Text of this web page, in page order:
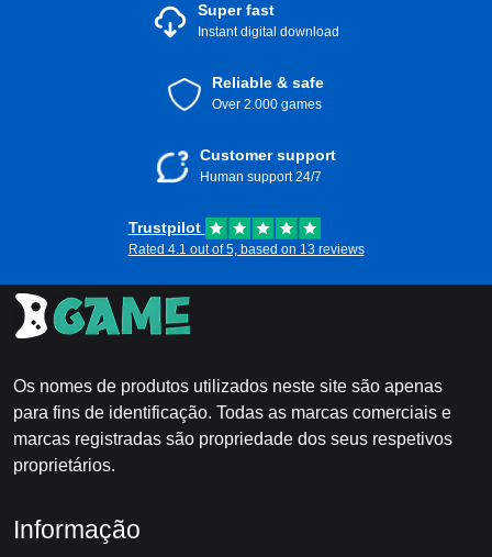
Super fast
Instant digital download
Reliable & safe
Over 2.000 games
Customer support
Human support 24/7
Trustpilot
Rated 4.1 out of 5, based on 13 reviews
Os nomes de produtos utilizados neste site são apenas
para fins de identificação. Todas as marcas comerciais e
marcas registradas são propriedade dos seus respetivos
proprietários.
Informação